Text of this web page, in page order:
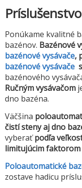
Ponúkame kvalitné
bazénov. Bazénové
bazénové vysávače,
bazénové vysávače
bazénového
Ručným vysávačom
dno bazéna.
Väčšina
čistí steny aj dno
vyberaťpodľa
limitujúcim faktorom
Poloautomatické
zostave hadicu